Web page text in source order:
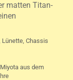
matten Titan-
Chassis
aus dem